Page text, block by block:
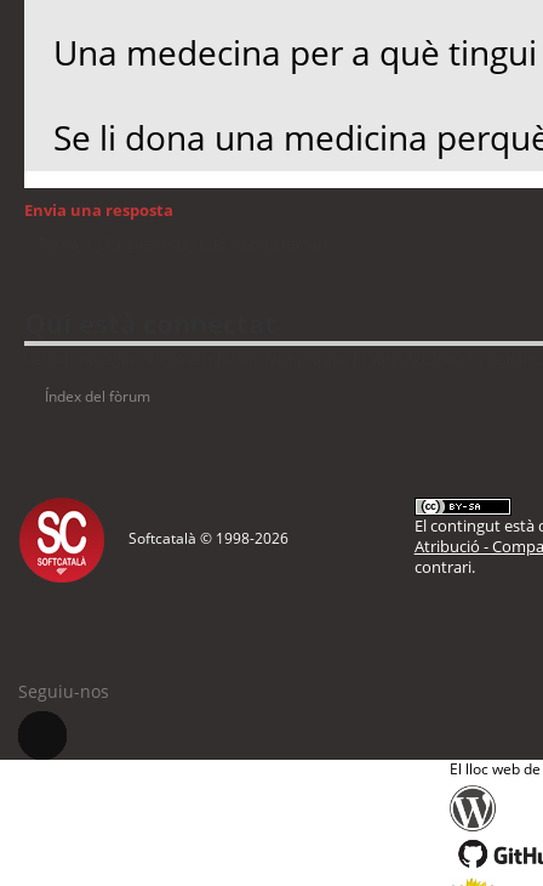
Una medecina per a què
Se li dona una medicina
Envia una resposta
Índex del fòrum
Softcatalà © 1998-2026
El contingut està
Atribució -
contrari.
Seguiu-nos
El lloc web